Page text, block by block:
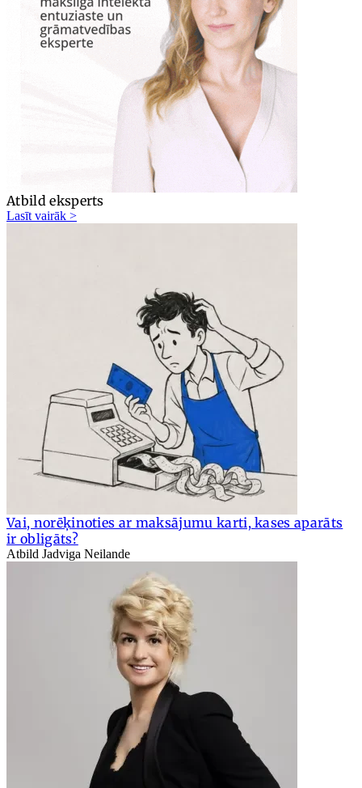
Atbild eksperts
Lasīt vairāk >
Vai, norēķinoties ar maksājumu karti, kases aparāts
ir obligāts?
Atbild Jadviga Neilande